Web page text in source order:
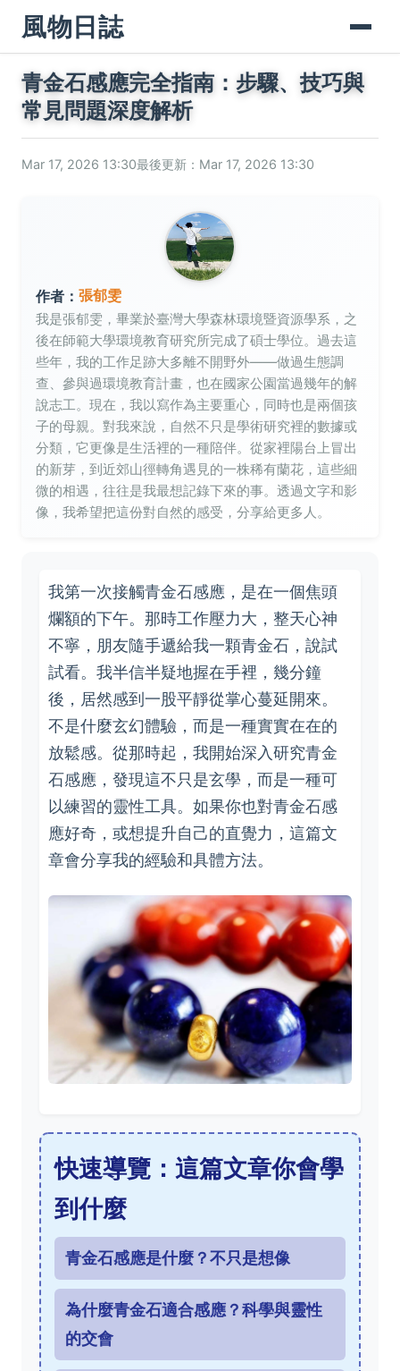
風物日誌
青金石感應完全指南：步驟、技巧與
常見問題深度解析
Mar 17, 2026 13:30最後更新：Mar 17, 2026 13:30
作者： 張郁雯
我是張郁雯，畢業於臺灣大學森林環境暨資源學系，之
後在師範大學環境教育研究所完成了碩士學位。過去這
些年，我的工作足跡大多離不開野外——做過生態調
查、參與過環境教育計畫，也在國家公園當過幾年的解
說志工。現在，我以寫作為主要重心，同時也是兩個孩
子的母親。對我來說，自然不只是學術研究裡的數據或
分類，它更像是生活裡的一種陪伴。從家裡陽台上冒出
的新芽，到近郊山徑轉角遇見的一株稀有蘭花，這些細
微的相遇，往往是我最想記錄下來的事。透過文字和影
像，我希望把這份對自然的感受，分享給更多人。
我第一次接觸青金石感應，是在一個焦頭
爛額的下午。那時工作壓力大，整天心神
不寧，朋友隨手遞給我一顆青金石，說試
試看。我半信半疑地握在手裡，幾分鐘
後，居然感到一股平靜從掌心蔓延開來。
不是什麼玄幻體驗，而是一種實實在在的
放鬆感。從那時起，我開始深入研究青金
石感應，發現這不只是玄學，而是一種可
以練習的靈性工具。如果你也對青金石感
應好奇，或想提升自己的直覺力，這篇文
章會分享我的經驗和具體方法。
快速導覽：這篇文章你會學
到什麼
青金石感應是什麼？不只是想像
為什麼青金石適合感應？科學與靈性
的交會